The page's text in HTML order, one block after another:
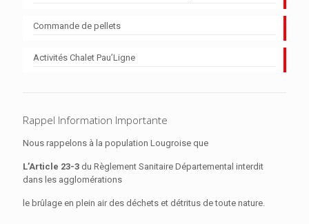
Commande de pellets
Activités Chalet Pau’Ligne
Rappel Information Importante
Nous rappelons à la population Lougroise que
L’Article 23-3 du Règlement Sanitaire Départemental interdit
dans les agglomérations
le brûlage en plein air des déchets et détritus de toute nature.